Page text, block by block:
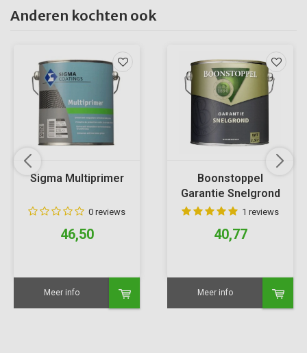
Anderen kochten ook
Sigma Multiprimer
0 reviews
46,50
Meer info
Boonstoppel
Garantie Snelgrond
1 reviews
40,77
Meer info